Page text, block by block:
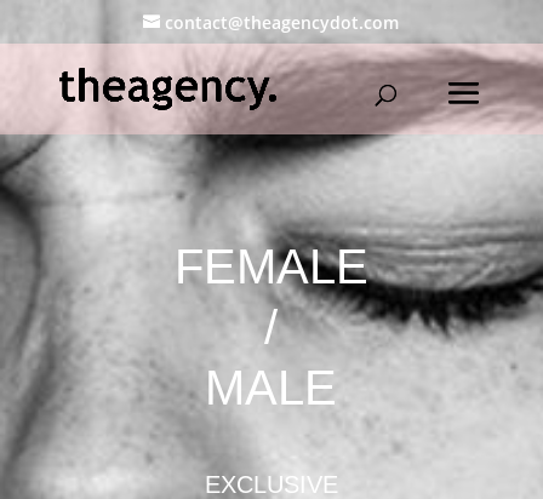
contact@theagencydot.com
FEMALE
/
MALE
EXCLUSIVE